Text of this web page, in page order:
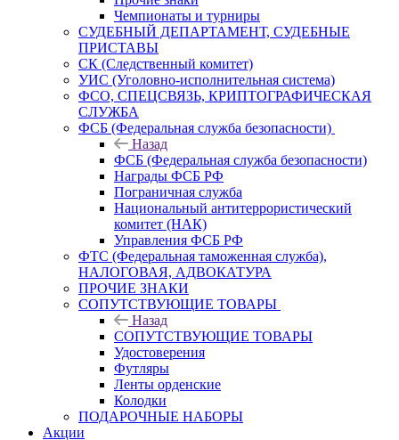
Чемпионаты и турниры
СУДЕБНЫЙ ДЕПАРТАМЕНТ, СУДЕБНЫЕ
ПРИСТАВЫ
СК (Следственный комитет)
УИС (Уголовно-исполнительная система)
ФСО, СПЕЦСВЯЗЬ, КРИПТОГРАФИЧЕСКАЯ
СЛУЖБА
ФСБ (Федеральная служба безопасности)
Назад
ФСБ (Федеральная служба безопасности)
Награды ФСБ РФ
Пограничная служба
Национальный антитеррористический
комитет (НАК)
Управления ФСБ РФ
ФТС (Федеральная таможенная служба),
НАЛОГОВАЯ, АДВОКАТУРА
ПРОЧИЕ ЗНАКИ
СОПУТСТВУЮЩИЕ ТОВАРЫ
Назад
СОПУТСТВУЮЩИЕ ТОВАРЫ
Удостоверения
Футляры
Ленты орденские
Колодки
ПОДАРОЧНЫЕ НАБОРЫ
Акции